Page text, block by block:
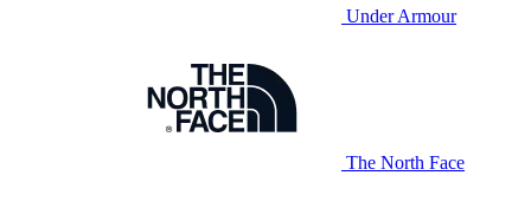
Under Armour
The North Face